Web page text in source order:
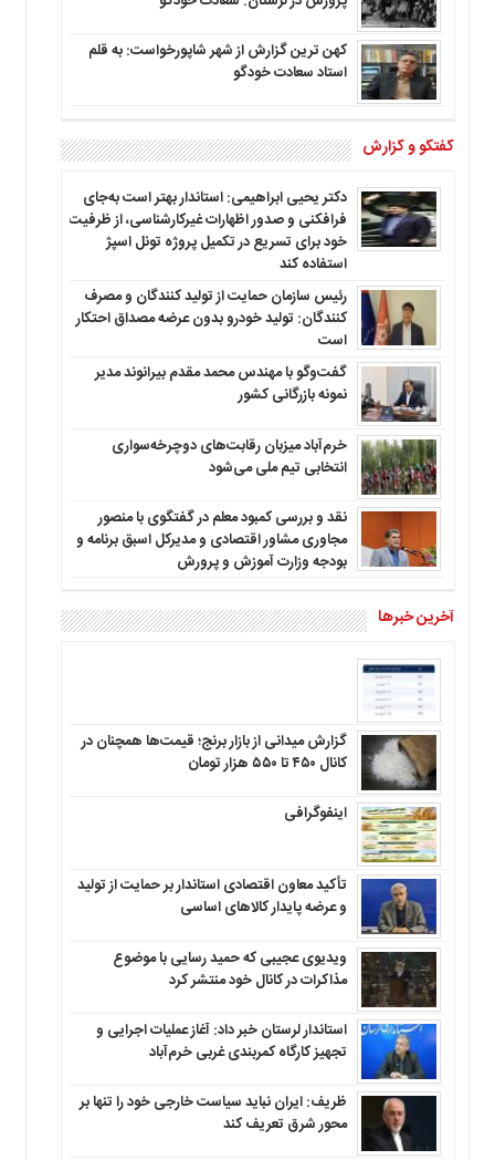
کهن ترین گزارش از شهر شاپورخواست: به قلم
استاد سعادت خودگو
گفتگو و گزارش
دکتر یحیی ابراهیمی: استاندار بهتر است به‌جای
فرافکنی و صدور اظهارات غیرکارشناسی، از ظرفیت
خود برای تسریع در تکمیل پروژه تونل اسپژ
استفاده کند
رئیس سازمان حمایت از تولید کنندگان و مصرف
کنندگان: تولید خودرو بدون عرضه مصداق احتکار
است
گفت‌وگو با مهندس محمد مقدم بیرانوند مدیر
نمونه بازرگانی کشور
خرم‌آباد میزبان رقابت‌های دوچرخه‌سواری
انتخابی تیم ملی می‌شود
نقد و بررسی کمبود معلم در گفتگوی با منصور
مجاوری مشاور اقتصادی و مدیرکل اسبق برنامه و
بودجه وزارت آموزش و پرورش
آخرین خبرها
گزارش میدانی از بازار برنج؛ قیمت‌ها همچنان در
کانال ۴۵۰ تا ۵۵۰ هزار تومان
اینفوگرافی
تأکید معاون اقتصادی استاندار بر حمایت از تولید
و عرضه پایدار کالاهای اساسی
ویدیوی عجیبی که حمید رسایی با موضوع
مذاکرات در کانال خود منتشر کرد
استاندار لرستان خبر داد: آغاز عملیات اجرایی و
تجهیز کارگاه کمربندی غربی خرم‌آباد
ظریف: ایران نباید سیاست خارجی خود را تنها بر
محور شرق تعریف کند